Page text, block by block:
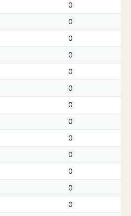
0
0
0
0
0
0
0
0
0
0
0
0
0